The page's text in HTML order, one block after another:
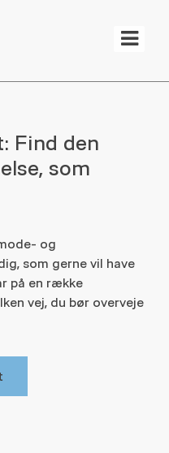
Find den
som
og
som gerne vil have
på en række
vej, du bør overveje